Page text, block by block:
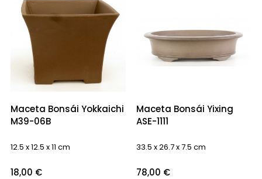
Maceta Bonsái Yokkaichi
M39-06B
12.5 x 12.5 x 11 cm
Precio
18,00 €
Maceta Bonsái Yixing
ASE-1111
33.5 x 26.7 x 7.5 cm
Precio
78,00 €